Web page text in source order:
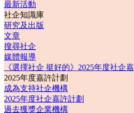
最新活動
社企知識庫
研究及出版
文章
搜尋社企
媒體報導
《選擇社企 挺好的》2025年度社企
2025年度嘉許計劃
成為支持社企機構
2025年度社企嘉許計劃
過去獲獎企業機構